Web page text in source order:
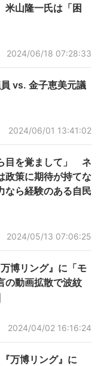
山隆一氏は「困
2024/06/18 07:28:33
vs. 金子恵美元議
2024/06/01 13:41:02
目を覚まして」 ネ
政策に期待が持てな
なら経験のある自民
2024/05/13 07:06:25
博リング』に「モ
の動画拡散で波紋
2024/04/02 16:16:24
万博リング』に